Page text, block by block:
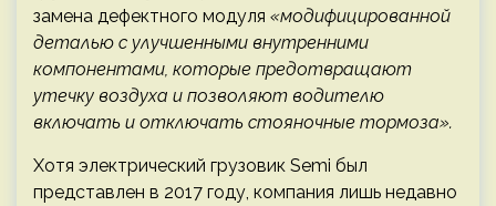
замена дефектного модуля «модифицированной
деталью с улучшенными внутренними
компонентами, которые предотвращают
утечку воздуха и позволяют водителю
включать и отключать стояночные тормоза».
Хотя электрический грузовик Semi был
представлен в 2017 году, компания лишь недавно